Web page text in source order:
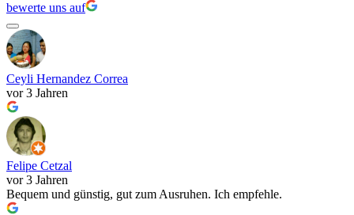
bewerte uns auf
Ceyli Hernandez Correa
vor 3 Jahren
Felipe Cetzal
vor 3 Jahren
Bequem und günstig, gut zum Ausruhen. Ich empfehle.